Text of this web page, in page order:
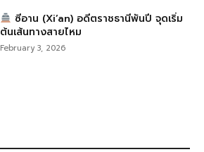
ซีอาน (Xi’an) อดีตราชธานีพันปี จุดเริ่ม
ต้นเส้นทางสายไหม
February 3, 2026